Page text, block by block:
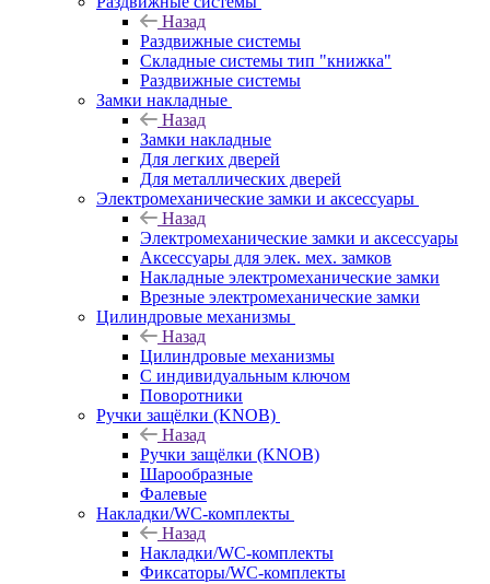
Назад
Раздвижные системы
Складные системы тип "книжка"
Раздвижные системы
Замки накладные
Назад
Замки накладные
Для легких дверей
Для металлических дверей
Электромеханические замки и аксессуары
Назад
Электромеханические замки и аксессуары
Аксессуары для элек. мех. замков
Накладные электромеханические замки
Врезные электромеханические замки
Цилиндровые механизмы
Назад
Цилиндровые механизмы
С индивидуальным ключом
Поворотники
Ручки защёлки (KNOB)
Назад
Ручки защёлки (KNOB)
Шарообразные
Фалевые
Накладки/WC-комплекты
Назад
Накладки/WC-комплекты
Фиксаторы/WC-комплекты